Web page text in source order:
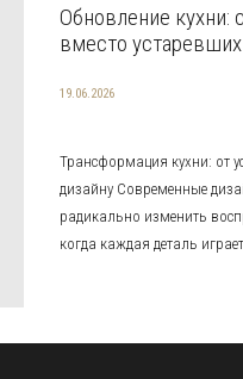
Обновление кухни:
вместо
19.06.2026
Трансформация кухни: от
дизайну Современные
радикально изменить
когда каждая деталь